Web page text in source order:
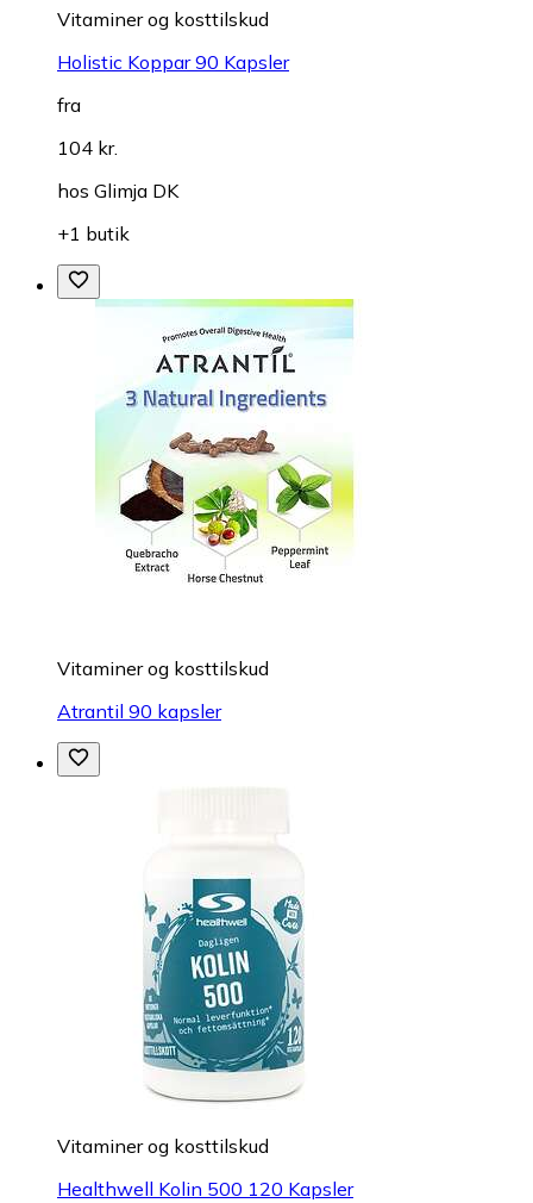
Vitaminer og kosttilskud
Holistic Koppar 90 Kapsler
fra
104 kr.
hos Glimja DK
+1 butik
Vitaminer og kosttilskud
Atrantil 90 kapsler
Vitaminer og kosttilskud
Healthwell Kolin 500 120 Kapsler